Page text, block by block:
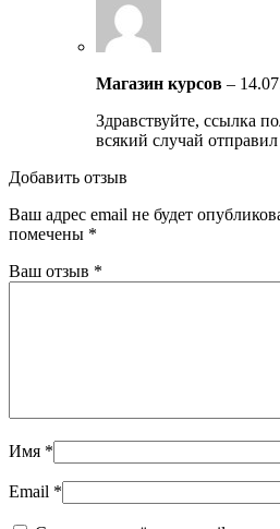
Магазин курсов –
Здравствуйте, ссылка
всякий случай
Добавить отзыв
Ваш адрес email не будет
помечены *
Ваш отзыв *
Имя *
Email *